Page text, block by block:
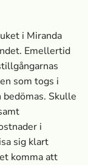
i Miranda
Emellertid
som togs i
Skulle
i
sig klart
komma att